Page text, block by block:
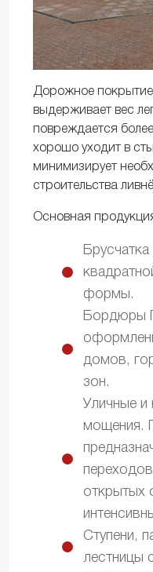
Дорожное покрытие
выдерживает вес
повреждается
хорошо уходит в
минимизирует
строительства
Основная
формы.
Бордюры
домов,
зон.
Уличные и
мощения.
открытых
Ступени,
лестницы